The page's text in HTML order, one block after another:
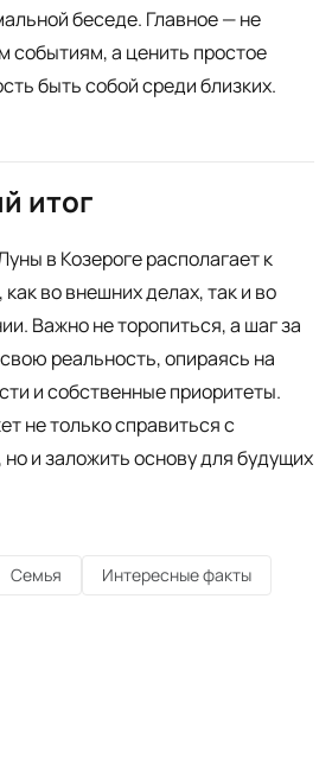
беседе. Главное — не
событиям, а ценить простое
быть собой среди близких.
итог
в Козероге располагает к
во внешних делах, так и во
Важно не торопиться, а шаг за
реальность, опираясь на
и собственные приоритеты.
не только справиться с
и заложить основу для будущих
Семья
Интересные факты